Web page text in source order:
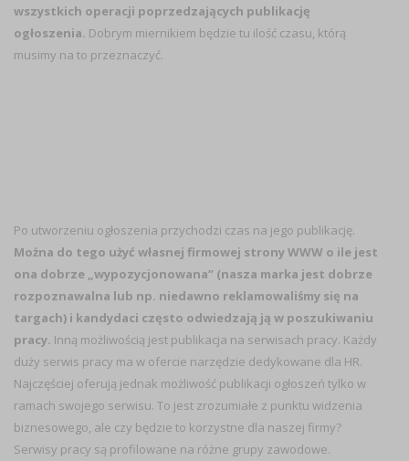
wszystkich operacji poprzedzających publikację
ogłoszenia. Dobrym miernikiem będzie tu ilość czasu, którą
musimy na to przeznaczyć.
Po utworzeniu ogłoszenia przychodzi czas na jego publikację.
Można do tego użyć własnej firmowej strony WWW o ile jest
ona dobrze „wypozycjonowana” (nasza marka jest dobrze
rozpoznawalna lub np. niedawno reklamowaliśmy się na
targach) i kandydaci często odwiedzają ją w poszukiwaniu
pracy. Inną możliwością jest publikacja na serwisach pracy. Każdy
duży serwis pracy ma w ofercie narzędzie dedykowane dla HR.
Najczęściej oferują jednak możliwość publikacji ogłoszeń tylko w
ramach swojego serwisu. To jest zrozumiałe z punktu widzenia
biznesowego, ale czy będzie to korzystne dla naszej firmy?
Serwisy pracy są profilowane na różne grupy zawodowe.